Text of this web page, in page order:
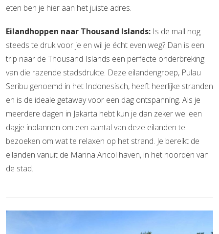
eten ben je hier aan het juiste adres.
Eilandhoppen naar Thousand Islands: Is de mall nog
steeds te druk voor je en wil je écht even weg? Dan is een
trip naar de Thousand Islands een perfecte onderbreking
van die razende stadsdrukte. Deze eilandengroep, Pulau
Seribu genoemd in het Indonesisch, heeft heerlijke stranden
en is de ideale getaway voor een dag ontspanning. Als je
meerdere dagen in Jakarta hebt kun je dan zeker wel een
dagje inplannen om een aantal van deze eilanden te
bezoeken om wat te relaxen op het strand. Je bereikt de
eilanden vanuit de Marina Ancol haven, in het noorden van
de stad.